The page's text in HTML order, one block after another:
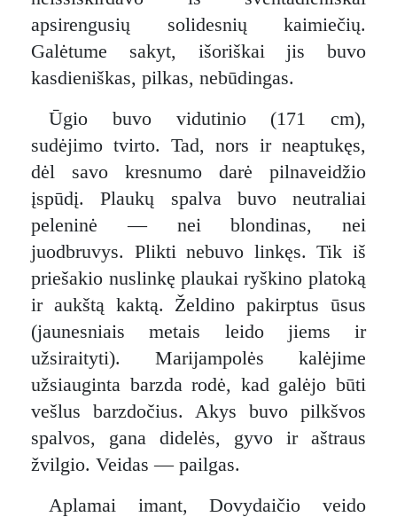
apsirengusių solidesnių kaimiečių.
Galėtume sakyt, išoriškai jis buvo
kasdieniškas, pilkas, nebūdingas.
Ūgio buvo vidutinio (171 cm),
sudėjimo tvirto. Tad, nors ir neaptukęs,
dėl savo kresnumo darė pilnaveidžio
įspūdį. Plaukų spalva buvo neutraliai
peleninė — nei blondinas, nei
juodbruvys. Plikti nebuvo linkęs. Tik iš
priešakio nuslinkę plaukai ryškino platoką
ir aukštą kaktą. Želdino pakirptus ūsus
(jaunesniais metais leido jiems ir
užsiraityti). Marijampolės kalėjime
užsiauginta barzda rodė, kad galėjo būti
vešlus barzdočius. Akys buvo pilkšvos
spalvos, gana didelės, gyvo ir aštraus
žvilgio. Veidas — pailgas.
Aplamai imant, Dovydaičio veido